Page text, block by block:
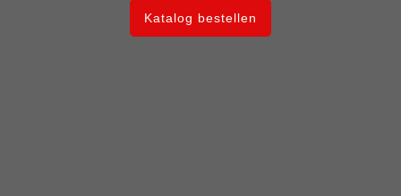
Katalog bestellen